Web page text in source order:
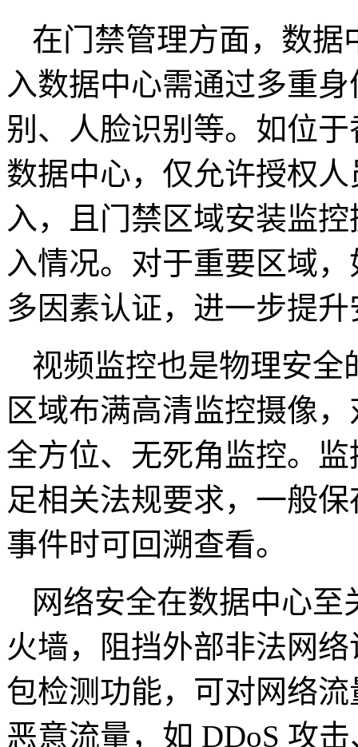
在门禁管理方面，数据
入数据中心需通过多重
别、人脸识别等。如位
数据中心，仅允许授权
入，且门禁区域安装监
入情况。对于重要区域
多因素认证，进一步提
视频监控也是物理安全
区域布满高清监控摄像
全方位、无死角监控。
足相关法规要求，一般
事件时可回溯查看。
网络安全在数据中心至
火墙，阻挡外部非法网
包检测功能，可对网络
恶意流量，如 DDoS 攻